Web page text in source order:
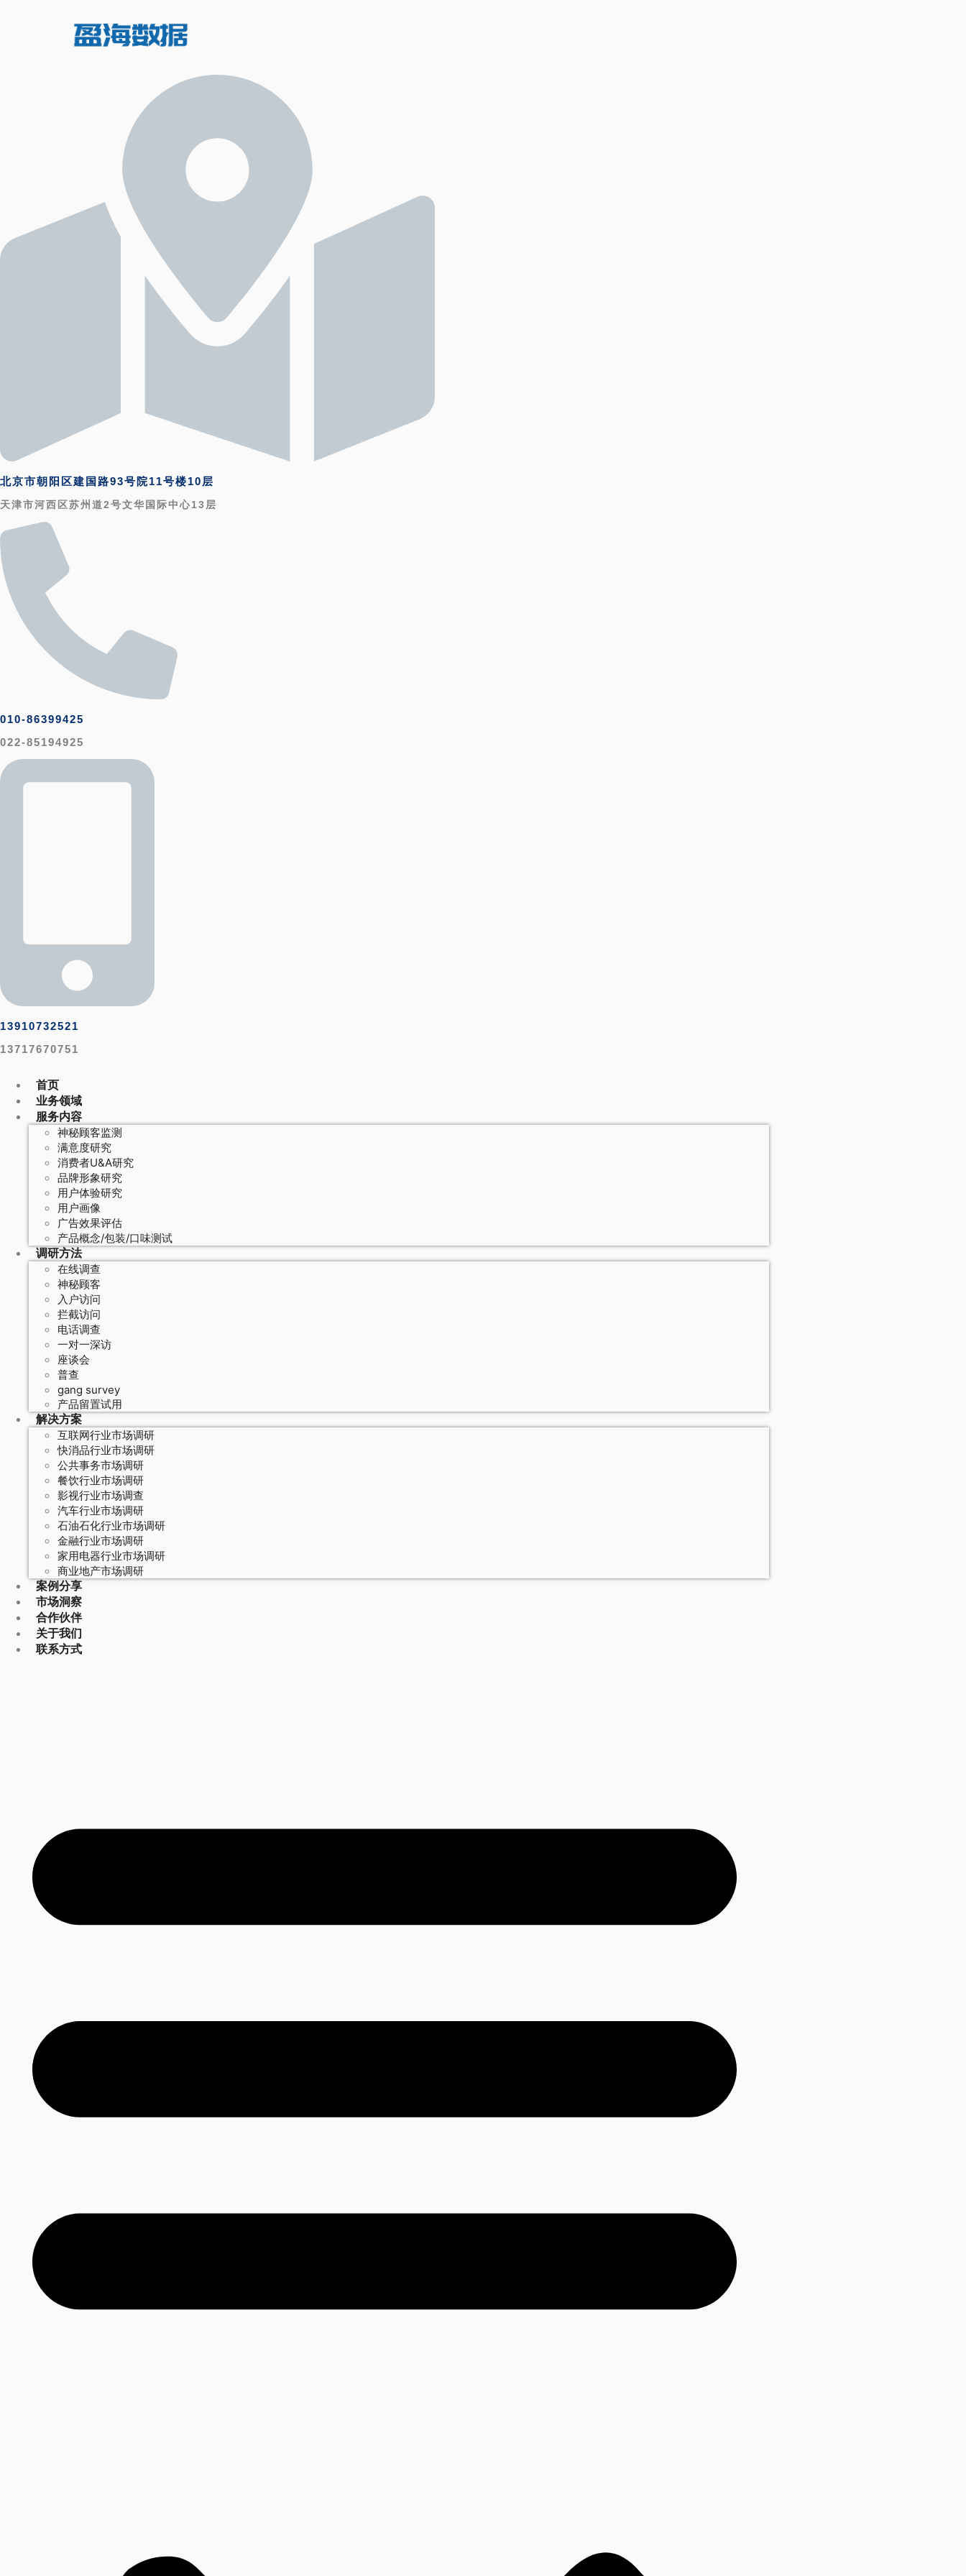
北京市朝阳区建国路93号院11号楼10层
天津市河西区苏州道2号文华国际中心13层
010-86399425
022-85194925
13910732521
13717670751
首页
业务领域
服务内容
神秘顾客监测
满意度研究
消费者U&A研究
品牌形象研究
用户体验研究
用户画像
广告效果评估
产品概念/包装/口味测试
调研方法
在线调查
神秘顾客
入户访问
拦截访问
电话调查
一对一深访
座谈会
普查
gang survey
产品留置试用
解决方案
互联网行业市场调研
快消品行业市场调研
公共事务市场调研
餐饮行业市场调研
影视行业市场调查
汽车行业市场调研
石油石化行业市场调研
金融行业市场调研
家用电器行业市场调研
商业地产市场调研
案例分享
市场洞察
合作伙伴
关于我们
联系方式